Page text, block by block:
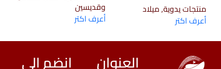
منتجات يدوية, ميلاد
أعرف اكتر
وقديسين
أعرف اكتر
العنوان انضم الي